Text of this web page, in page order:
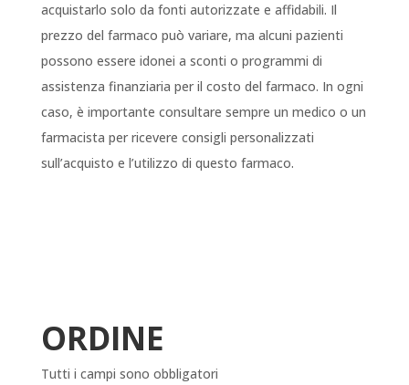
acquistarlo solo da fonti autorizzate e affidabili. Il
prezzo del farmaco può variare, ma alcuni pazienti
possono essere idonei a sconti o programmi di
assistenza finanziaria per il costo del farmaco. In ogni
caso, è importante consultare sempre un medico o un
farmacista per ricevere consigli personalizzati
sull’acquisto e l’utilizzo di questo farmaco.
ORDINE
Tutti i campi sono obbligatori